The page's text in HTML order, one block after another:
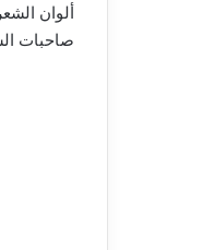
ألوان
صاحبات